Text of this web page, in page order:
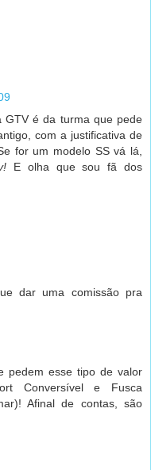
GTV é da turma que pede
com a justificativa de
for um modelo SS vá lá,
E olha que sou fã dos
dar uma comissão pra
pedem esse tipo de valor
Conversível e Fusca
Afinal de contas, são